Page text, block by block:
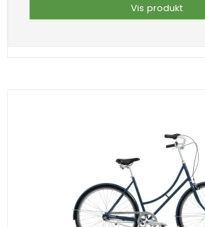
Vis produkt